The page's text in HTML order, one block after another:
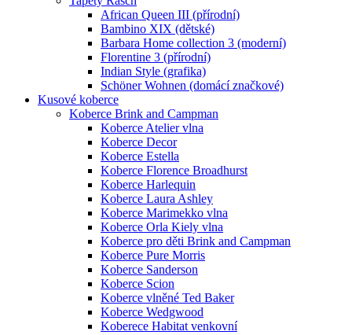
African Queen III (přírodní)
Bambino XIX (dětské)
Barbara Home collection 3 (moderní)
Florentine 3 (přírodní)
Indian Style (grafika)
Schöner Wohnen (domácí značkové)
Kusové koberce
Koberce Brink and Campman
Koberce Atelier vlna
Koberce Decor
Koberce Estella
Koberce Florence Broadhurst
Koberce Harlequin
Koberce Laura Ashley
Koberce Marimekko vlna
Koberce Orla Kiely vlna
Koberce pro děti Brink and Campman
Koberce Pure Morris
Koberce Sanderson
Koberce Scion
Koberce vlněné Ted Baker
Koberce Wedgwood
Koberece Habitat venkovní